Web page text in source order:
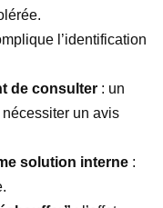
l’identification
de consulter : un
un avis
solution interne :